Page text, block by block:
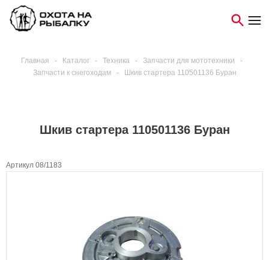
Главная - Каталог - Техника - Запчасти для мототехники
-
Запчасти к снегоходам
- Шкив стартера 110501136 Буран
Шкив стартера 110501136 Буран
Артикул 08/1183